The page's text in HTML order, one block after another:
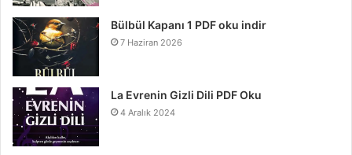
Bülbül Kapanı 1 PDF oku indir
7 Haziran 2026
La Evrenin Gizli Dili PDF Oku
4 Aralık 2024